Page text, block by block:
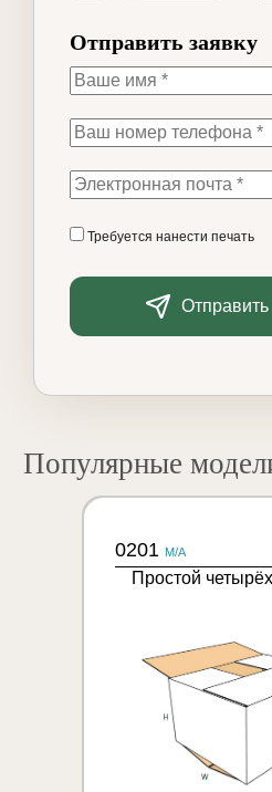
Отправить заявку
Требуется нанести печать
Отправить
Популярные
0201 M/A
Простой